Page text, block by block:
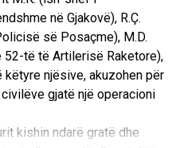
në Gjakovë), R.Ç.
së Posaçme), M.D.
të të Artilerisë Raketore),
njësive, akuzohen për
gjatë një operacioni
kishin ndarë gratë dhe